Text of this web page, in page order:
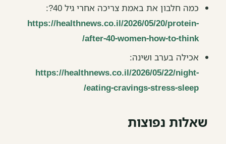
כמה חלבון את באמת צריכה אחרי גיל 40?:
https://healthnews.co.il/2026/05/20/protein-
after-40-women-how-to-think/
אכילה בערב ושינה:
https://healthnews.co.il/2026/05/22/night-
eating-cravings-stress-sleep/
שאלות נפוצות